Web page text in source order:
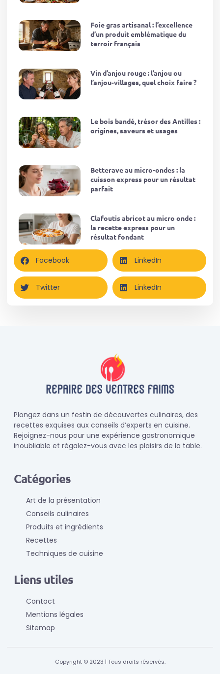
Foie gras artisanal : l’excellence
d’un produit emblématique du
terroir français
Vin d’anjou rouge : l’anjou ou
l’anjou-villages, quel choix faire ?
Le bois bandé, trésor des Antilles :
origines, saveurs et usages
Betterave au micro-ondes : la
cuisson express pour un résultat
parfait
Clafoutis abricot au micro onde :
la recette express pour un
résultat fondant
Facebook LinkedIn
Twitter LinkedIn
Plongez dans un festin de découvertes culinaires, des
recettes exquises aux conseils d’experts en cuisine.
Rejoignez-nous pour une expérience gastronomique
inoubliable et régalez-vous avec les plaisirs de la table.
Catégories
Art de la présentation
Conseils culinaires
Produits et ingrédients
Recettes
Techniques de cuisine
Liens utiles
Contact
Mentions légales
Sitemap
Copyright © 2023 | Tous droits réservés.